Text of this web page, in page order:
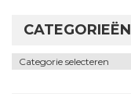
CATEGORIEËN
Categorieën